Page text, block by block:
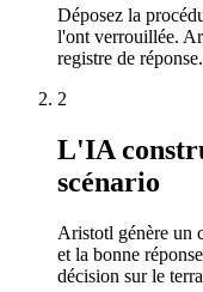
Déposez la
l'ont verrouillée.
registre de réponse.
2
L'IA
scénario
Aristotl génère un
et la bonne
décision sur le